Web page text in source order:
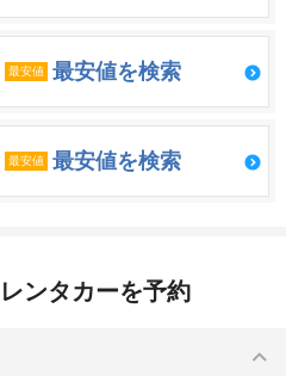
最安値 最安値を検索
最安値 最安値を検索
ンタカーを予約